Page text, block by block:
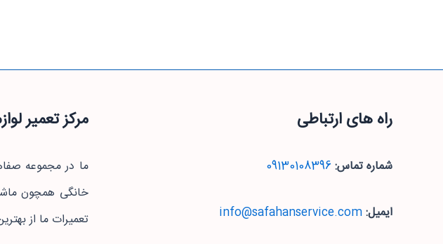
راه های ارتباطی
شماره تماس:09130108396
ایمیل:info@safahanservice.com
مرکز تعمیر
خانگی همچون
تعمیرات ما از